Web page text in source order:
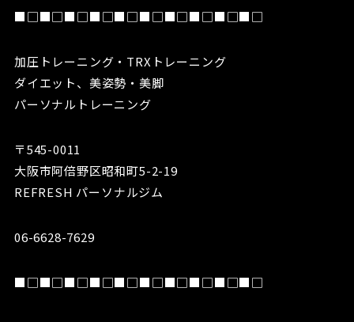
■□■□■□■□■□■□■□■□■□■□
加圧トレーニング・TRXトレーニング
ダイエット、美姿勢・美脚
パーソナルトレーニング
〒545-0011
大阪市阿倍野区昭和町5-2-19
REFRESH パーソナルジム
06-6628-7629
■□■□■□■□■□■□■□■□■□■□